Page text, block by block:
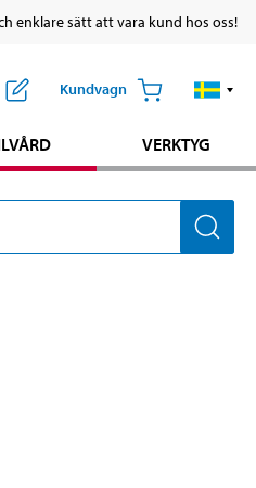
enklare sätt att vara kund hos oss!
Kundvagn
VERKTYG